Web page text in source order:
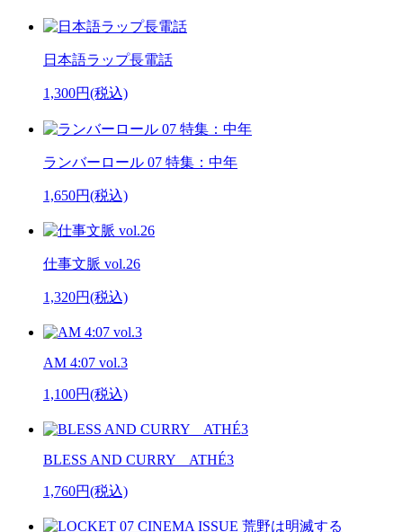
日本語ラップ長電話
1,300円(税込)
ランバーロール 07 特集：中年
1,650円(税込)
仕事文脈 vol.26
1,320円(税込)
AM 4:07 vol.3
1,100円(税込)
BLESS AND CURRY ATHÉ3
1,760円(税込)